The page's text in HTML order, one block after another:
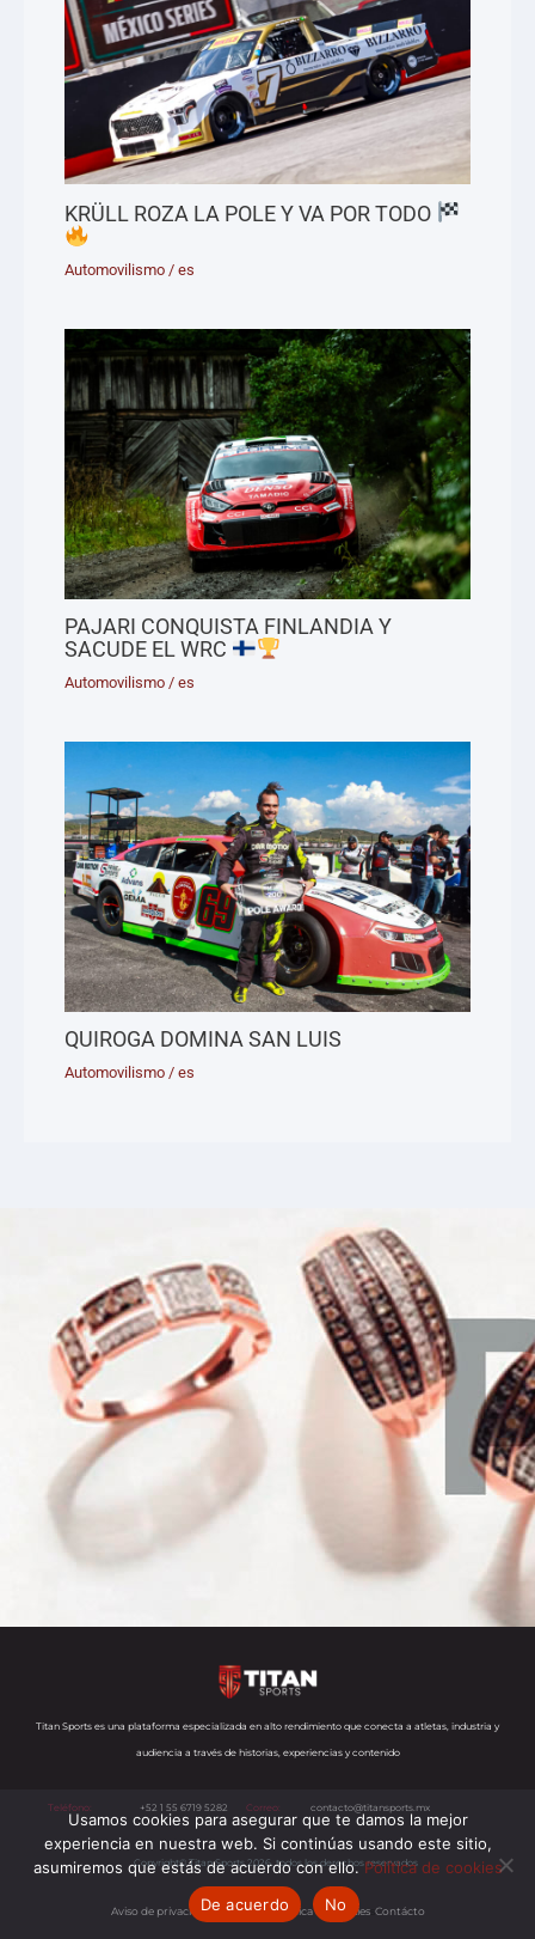
KRÜLL ROZA LA POLE Y VA POR TODO
Automovilismo /es
PAJARI CONQUISTA FINLANDIA Y
SACUDE EL WRC
Automovilismo /es
QUIROGA DOMINA SAN LUIS
Automovilismo /es
Titan Sports es una plataforma especializada en alto rendimiento que conecta a atletas, industria y
audiencia a través de historias, experiencias y contenido
Teléfono: +52 1 55 6719 5282 Correo: contacto@titansports.mx
Copyright© Titan Sports 2026. todos los derechos reservados
Aviso de privacidad Nosotros Política de cookiess Contácto
Usamos cookies para asegurar que te damos la mejor
experiencia en nuestra web. Si continúas usando este sitio,
asumiremos que estás de acuerdo con ello.Política de cookies
De acuerdo
No